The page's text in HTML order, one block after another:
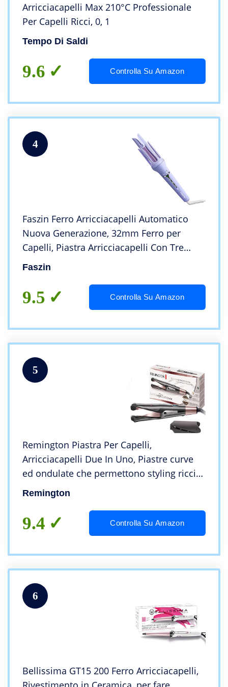
Arricciacapelli Max 210°C Professionale
Per Capelli Ricci, 0, 1
Tempo Di Saldi
9.6 Controlla Su Amazon
4
Faszin Ferro Arricciacapelli Automatico
Nuova Generazione, 32mm Ferro per
Capelli, Piastra Arricciacapelli Con Tre
Impostazioni di Temperatura, Due
Automatico
Faszin
9.5 Controlla Su Amazon
5
Remington Piastra Per Capelli,
Arricciacapelli Due In Uno, Piastre curve
ed ondulate che permettono styling riccio
o liscio, 150 -230 °C, S6606B
Remington
9.4 Controlla Su Amazon
6
Bellissima GT15 200 Ferro Arricciacapelli,